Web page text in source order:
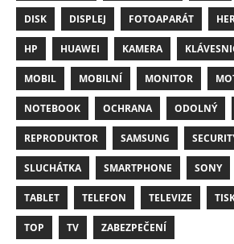
DISK DISPLEJ FOTOAPARÁT
HP HUAWEI KAMERA
MOBIL MOBILNÍ MONITOR
NOTEBOOK OCHRANA ODOLNÝ
REPRODUKTOR SAMSUNG
SLUCHÁTKA SMARTPHONE SONY
TABLET TELEFON TELEVIZE
TOP TV ZABEZPEČENÍ